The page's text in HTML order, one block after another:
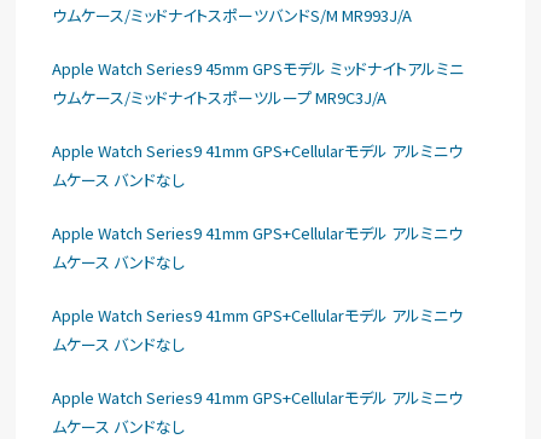
ウムケース/ミッドナイトスポーツバンドS/M MR993J/A
Apple Watch Series9 45mm GPSモデル ミッドナイトアルミニ
ウムケース/ミッドナイトスポーツループ MR9C3J/A
Apple Watch Series9 41mm GPS+Cellularモデル アルミニウ
ムケース バンドなし
Apple Watch Series9 41mm GPS+Cellularモデル アルミニウ
ムケース バンドなし
Apple Watch Series9 41mm GPS+Cellularモデル アルミニウ
ムケース バンドなし
Apple Watch Series9 41mm GPS+Cellularモデル アルミニウ
ムケース バンドなし